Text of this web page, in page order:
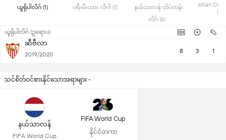
နယ်သာလန် ထိပ်တန်း
Johan
ယူရိုပါလိဂ် (ဥရောပ)
ဆီဗီလာ
2019/2020 8 3 1
သင်စိတ်ဝင်စားနိုင်သောအရာများ -
နယ်သာလန်
FIFA World Cup
FIFA World Cup
နိုင်ငံတကာ